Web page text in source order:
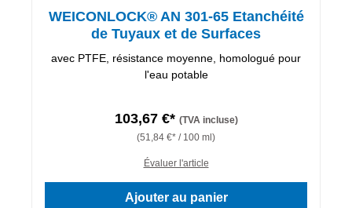
WEICONLOCK® AN 301-65 Etanchéité
de Tuyaux et de Surfaces
avec PTFE, résistance moyenne, homologué pour
l'eau potable
103,67 €* (TVA incluse)
(51,84 €* / 100 ml)
Évaluer l'article
Ajouter au panier